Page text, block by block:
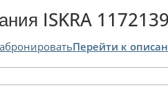
ISKRA
Перейти к